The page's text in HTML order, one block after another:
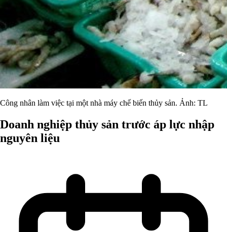
Công nhân làm việc tại một nhà máy chế biến thủy sản. Ảnh: TL
Doanh nghiệp thủy sản trước áp lực nhập
nguyên liệu